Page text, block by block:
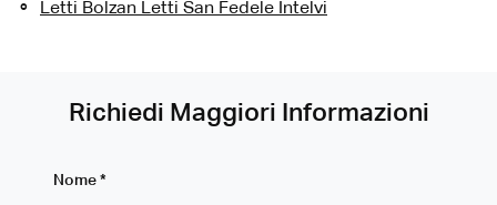
Letti Bolzan Letti San Fedele Intelvi
Richiedi Maggiori Informazioni